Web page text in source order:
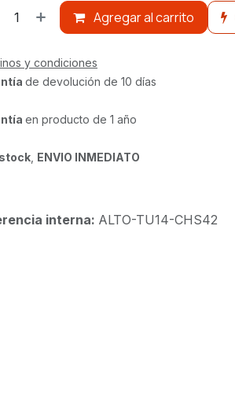
Agregar al carrito
y condiciones
de devolución de 10 días
en producto de 1 año
ENVIO INMEDIATO
interna: ALTO-TU14-CHS42